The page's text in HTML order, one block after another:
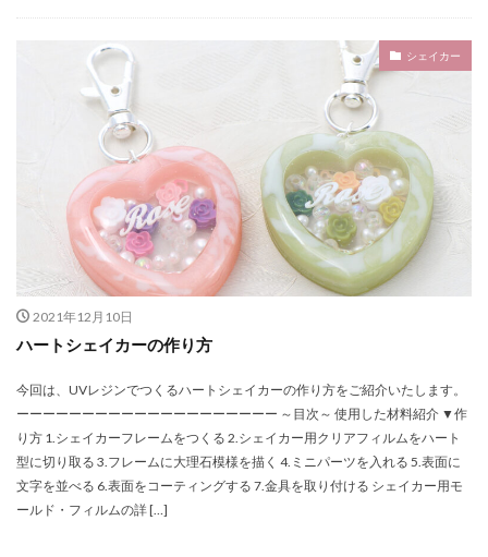
アートブラシ
アイピン
アイピン・シルバー
アクセサリー
アクセサリーレジンアクセサリー
アクリルスタンドライト
サンタクロース
ハーバリウム用クリアケース・バッグセット
ハーバリウムペン用フォントセットD
ハーバリウムボールペン
ハーバリウムボールペン・ネコ・グレー
ハーバリウムボールペン・マーブル・イエローイッシュブラウ
ン
ハーバリウムボールペン制作セット
ハーバリューム
ハーバリウムスタンド
パープル
パール
パールホワイト
バタフライ
バッグチャーム
バックプレート用モールド
シェイカー
2021年12月10日
ハートシェイカーの作り方
今回は、UVレジンでつくるハートシェイカーの作り方をご紹介いたします。
ーーーーーーーーーーーーーーーーーーーー ～目次～ 使用した材料紹介 ▼作
り方 1.シェイカーフレームをつくる 2.シェイカー用クリアフィルムをハート
型に切り取る 3.フレームに大理石模様を描く 4.ミニパーツを入れる 5.表面に
文字を並べる 6.表面をコーティングする 7.金具を取り付ける シェイカー用モ
ールド・フィルムの詳 […]